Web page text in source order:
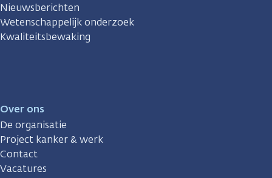
Nieuwsberichten
Wetenschappelijk onderzoek
Kwaliteitsbewaking
Over ons
De organisatie
Project kanker & werk
Contact
Vacatures